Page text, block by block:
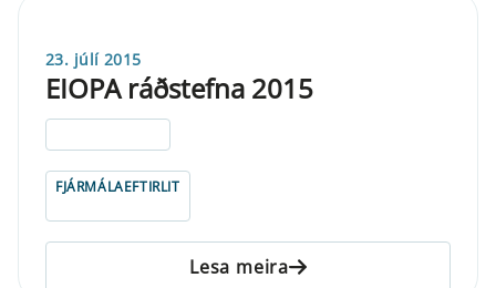
23. júlí 2015
EIOPA ráðstefna 2015
FJÁRMÁLAEFTIRLIT
Lesa meira